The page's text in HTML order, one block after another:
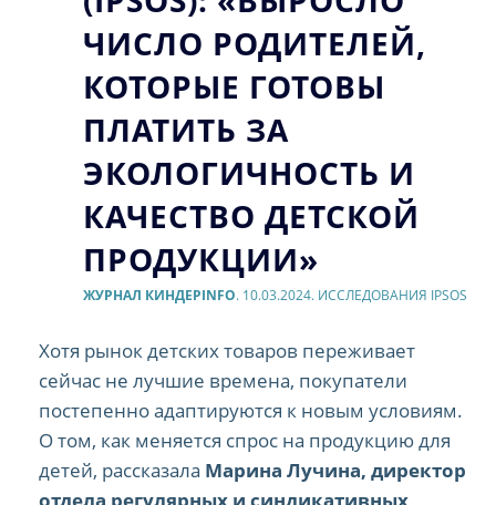
ЧИСЛО РОДИТЕЛЕЙ,
КОТОРЫЕ ГОТОВЫ
ПЛАТИТЬ ЗА
ЭКОЛОГИЧНОСТЬ И
КАЧЕСТВО ДЕТСКОЙ
ПРОДУКЦИИ»
ЖУРНАЛ КИНДЕРINFO. 10.03.2024. ИССЛЕДОВАНИЯ IPSOS
Хотя рынок детских товаров переживает
сейчас не лучшие времена, покупатели
постепенно адаптируются к новым условиям.
О том, как меняется спрос на продукцию для
детей, рассказала Марина Лучина, директор